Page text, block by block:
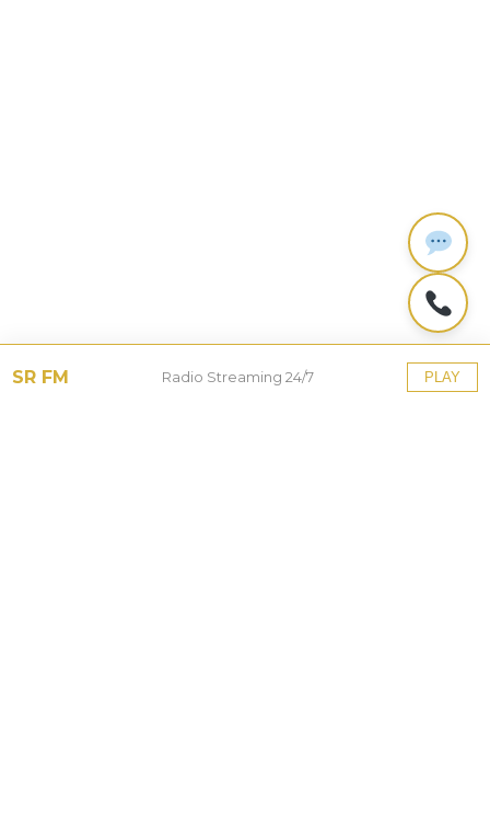
SR FM Radio Streaming 24/7 PLAY